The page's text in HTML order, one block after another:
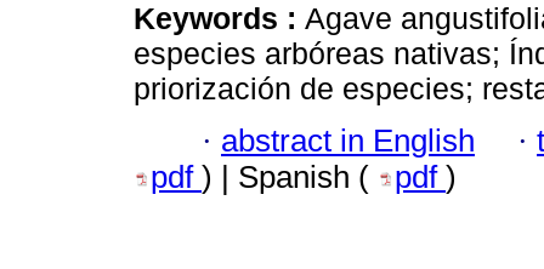
Keywords : Agave
especies arbóreas nativas;
priorización de especies;
· abstract in English ·
pdf ) | Spanish ( pdf )